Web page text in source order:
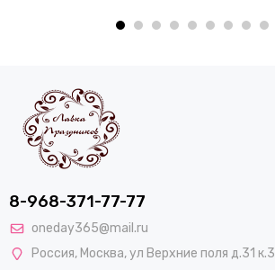
8-968-371-77-77
oneday365@mail.ru
Россия, Москва,ул Верхние поля д.31 к.3